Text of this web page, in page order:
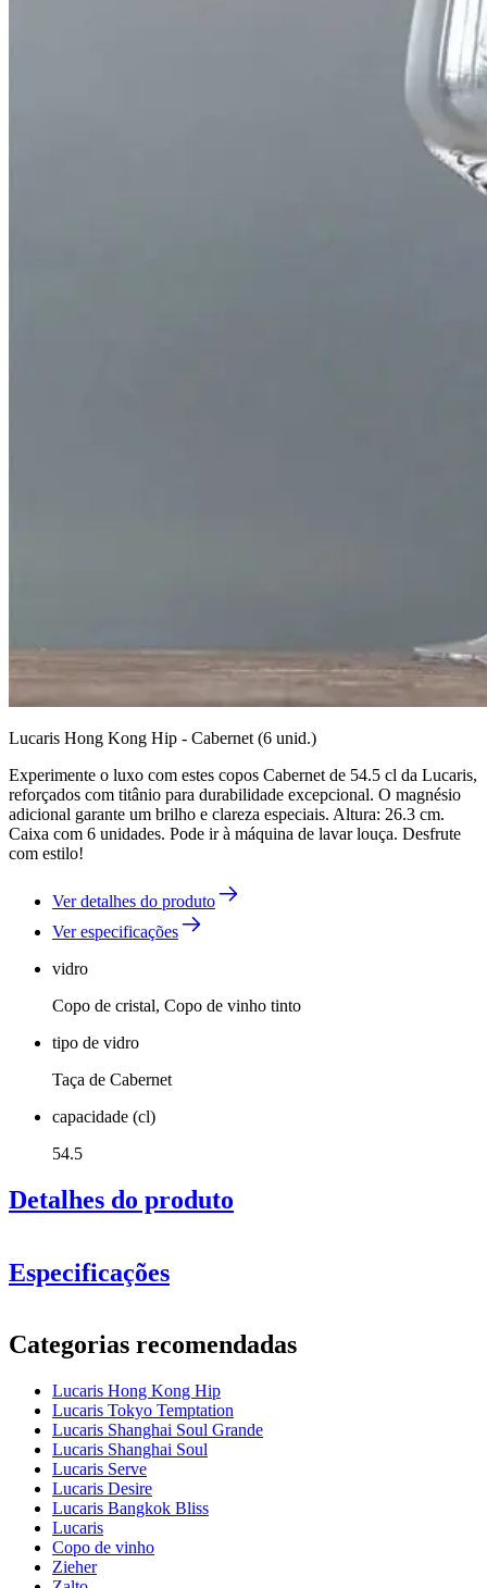
Lucaris Hong Kong Hip - Cabernet (6 unid.)
Experimente o luxo com estes copos Cabernet de 54.5 cl da Lucaris,
reforçados com titânio para durabilidade excepcional. O magnésio
adicional garante um brilho e clareza especiais. Altura: 26.3 cm.
Caixa com 6 unidades. Pode ir à máquina de lavar louça. Desfrute
com estilo!
Ver detalhes do produto
Ver especificações
vidro
Copo de cristal, Copo de vinho tinto
tipo de vidro
Taça de Cabernet
capacidade (cl)
54.5
Detalhes do produto
Especificações
Número do produtoLS04CB19E
Dimensões (LxAxP cm)
Peso (kg)0.316
Altura (cm)26.3
Largura (cm)40
profundidade (cm)
vidro
Série de produtos
vidroCopo de cristal, Copo de vinho tinto
Categorias recomendadas
Lucaris Hong Kong Hip
Lucaris Tokyo Temptation
Lucaris Shanghai Soul Grande
Lucaris Shanghai Soul
Lucaris Serve
Lucaris Desire
Lucaris Bangkok Bliss
Lucaris
Copo de vinho
Zieher